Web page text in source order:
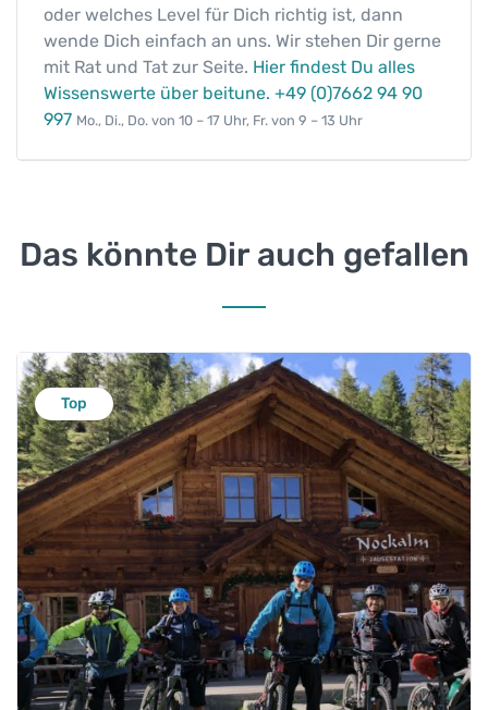
oder welches Level für Dich richtig ist, dann
wende Dich einfach an uns. Wir stehen Dir gerne
mit Rat und Tat zur Seite. Hier findest Du alles
Wissenswerte über beitune. +49 (0)7662 94 90
997 Mo., Di., Do. von 10 – 17 Uhr, Fr. von 9 – 13 Uhr
Das könnte Dir auch gefallen
Top